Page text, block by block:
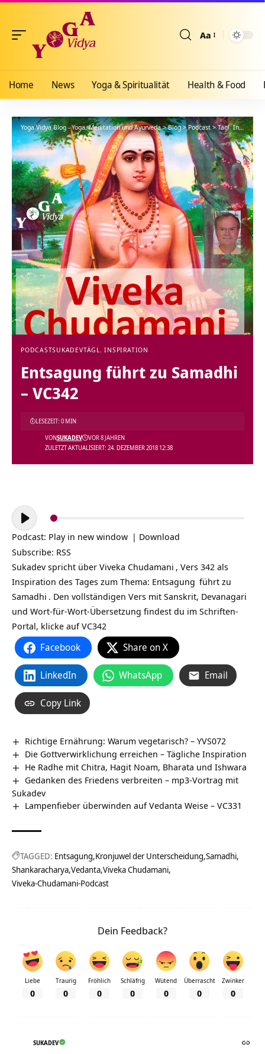
Aa
Home News Yoga & Spiritualität Health & Food
Yoga Vidya Blog - Yoga, Meditation und Ayurveda>Blog>Podcast>Tägl. Inspiration
PODCASTSUKADEVTÄGL. INSPIRATION
Entsagung führt zu Samadhi
– VC342
ZULETZT AKTUALISIERT: 24. DEZEMBER 2018 12:38
VONSUKADEV VOR 8 JAHREN
LESEZEIT: 0 MIN
Audio-
Player
Podcast: Play in new window | Download
Subscribe: RSS
Sukadev spricht über Viveka Chudamani , Vers 342 als
Inspiration des Tages zum Thema: Entsagung führt zu
Samadhi . Den vollständigen Vers mit Sanskrit, Devanagari
und Wort-für-Wort-Übersetzung findest du im Schriften-
Portal, klicke aufVC342
Facebook Share on X
LinkedIn WhatsApp Email
Copy Link
Richtige Ernährung: Warum vegetarisch? – YVS072
Die Gottverwirklichung erreichen – Tägliche Inspiration
He Radhe mit Chitra, Hagit Noam, Bharata und Ishwara
Gedanken des Friedens verbreiten – mp3-Vortrag mit
Sukadev
Lampenfieber überwinden auf Vedanta Weise – VC331
TAGGED: Entsagung Kronjuwel der Unterscheidung Samadhi
Shankaracharya Vedanta Viveka Chudamani
Viveka-Chudamani-Podcast
Dein Feedback?
Liebe
0
Traurig
0
Fröhlich
0
Schläfrig
0
Wütend
0
Überrascht
0
Zwinker
0
SUKADEV